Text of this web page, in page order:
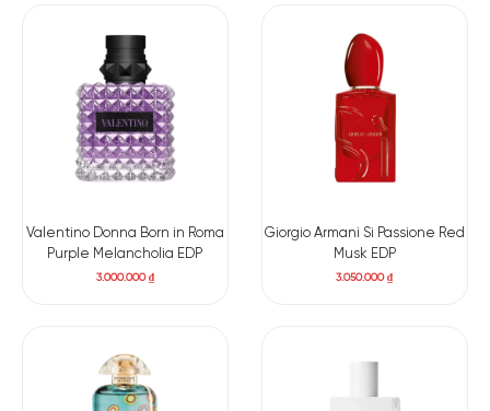
Valentino Donna Born in Roma
Purple Melancholia EDP
3.000.000₫
Giorgio Armani Si Passione Red
Musk EDP
3.050.000₫